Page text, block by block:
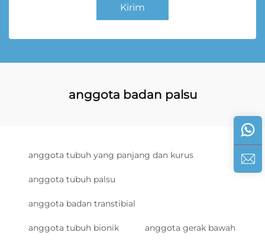
Kirim
anggota badan palsu
anggota tubuh yang panjang dan kurus
anggota tubuh palsu
anggota badan transtibial
anggota tubuh bionik anggota gerak bawah